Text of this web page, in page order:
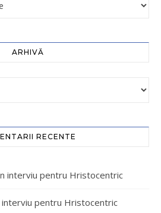
ARHIVĂ
RECENTE
interviu pentru Hristocentric
interviu pentru Hristocentric